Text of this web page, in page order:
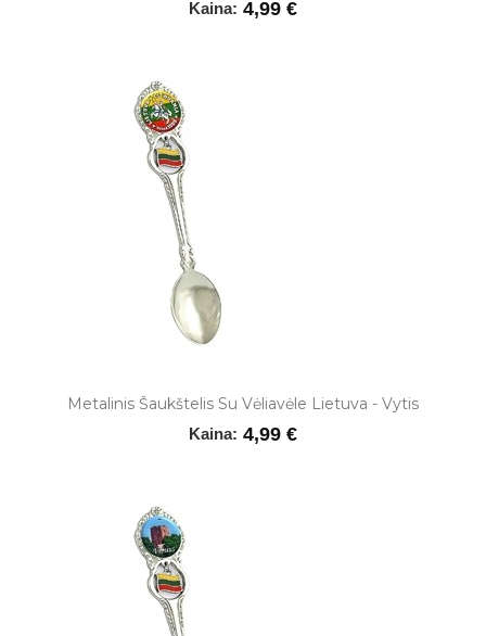
Kaina: 4,99 €
Metalinis Šaukštelis Su Vėliavėle Lietuva - Vytis
Kaina: 4,99 €